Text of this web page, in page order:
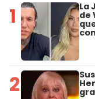
1 La
de
2